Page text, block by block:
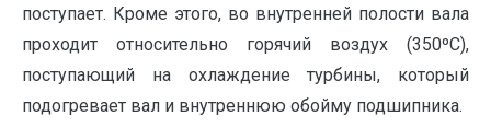
поступает. Кроме этого, во внутренней полости вала
проходит относительно горячий воздух (350ºС),
поступающий на охлаждение турбины, который
подогревает вал и внутреннюю обойму подшипника.